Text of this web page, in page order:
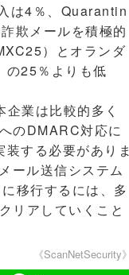
は4％、Quarantin
欺メールを積極的
）とオランダ
の25％よりも低
業は比較的多く
のDMARC対応に
する必要がありま
ール送信システム
移行するには、多
リアしていくこと
《ScanNetSecurity》